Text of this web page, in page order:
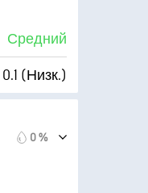
Средний
0.1 (Низк.)
79 %
0 %